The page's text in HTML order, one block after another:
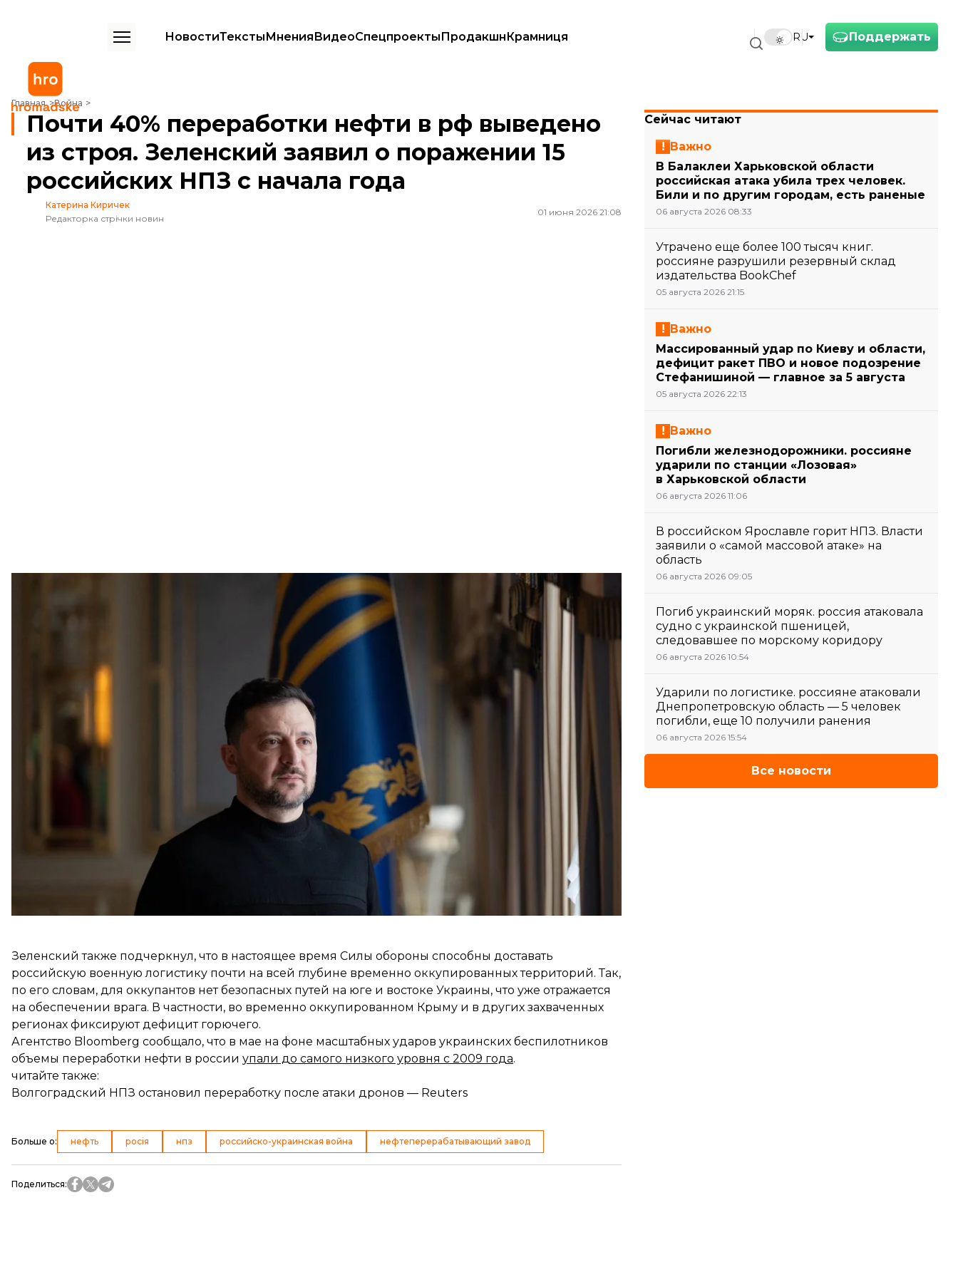
Поддержать
RU
НовостиТекстыМненияВидеоСпецпроектыПродакшнКрамниця
Главная Война
Почти 40% переработки нефти в рф выведено из строя. Зеленский заявил о поражении 15 российских НПЗ с начала года
Почти 40% переработки нефти в рф выведено
из строя. Зеленский заявил о поражении 15
российских НПЗ с начала года
Катерина Киричек
Редакторка стрічки новин
01 июня 2026 21:08
Президент Украины Владимир Зеленский
Владимир Зеленский / Facebook
С начала года украинские военные поразили 15 российских нефтеперерабатывающих заводов. Это
привело к выведению из строя около 40% первичной переработки нефти в россии.
президент Украины Владимир Зеленский.
По его словам, успешные дальнобойные удары существенно подорвали способности кремля. Из-за
потери мощностей российские власти уже
запретили экспорт авиационного топлива и бензина
а также рассматривают возможность ограничения экспорта дизеля.
«Для страны, которую еще совсем недавно называли бензоколонкой, потерять даже это —
значительная история, значительная потеря»,— подчеркнул президент.
Зеленский также подчеркнул, что в настоящее время Силы обороны способны доставать
российскую военную логистику почти на всей глубине временно оккупированных территорий. Так,
по его словам, для оккупантов нет безопасных путей на юге и востоке Украины, что уже отражается
на обеспечении врага. В частности, во временно оккупированном Крыму и в других захваченных
регионах фиксируют дефицит горючего.
Агентство Bloomberg сообщало, что в мае на фоне масштабных ударов украинских беспилотников
объемы переработки нефти в россии упали до самого низкого уровня с 2009 года.
читайте также:
Волгоградский НПЗ остановил переработку после атаки дронов — Reuters
Больше о: нефть росія нпз российско-украинская война нефтеперерабатывающий завод
Поделиться:
Сейчас читают
Важно
В Балаклеи Харьковской области
российская атака убила трех человек.
Били и по другим городам, есть раненые
06 августа 2026 08:33
Утрачено еще более 100 тысяч книг.
россияне разрушили резервный склад
издательства BookChef
05 августа 2026 21:15
Важно
Массированный удар по Киеву и области,
дефицит ракет ПВО и новое подозрение
Стефанишиной — главное за 5 августа
05 августа 2026 22:13
Важно
Погибли железнодорожники. россияне
ударили по станции «Лозовая»
в Харьковской области
06 августа 2026 11:06
В российском Ярославле горит НПЗ. Власти
заявили о «самой массовой атаке» на
область
06 августа 2026 09:05
Погиб украинский моряк. россия атаковала
судно с украинской пшеницей,
следовавшее по морскому коридору
06 августа 2026 10:54
Ударили по логистике. россияне атаковали
Днепропетровскую область — 5 человек
погибли, еще 10 получили ранения
06 августа 2026 15:54
Все новости